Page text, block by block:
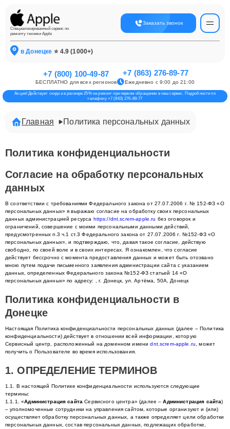
Специализированный сервис по
ремонту техники Apple
Заказать звонок
в Донецке ⭐ 4.9 (1000+)
+7 (800) 100-49-87
БЕСПЛАТНО для всех регионов
+7 (863) 276-89-77
Ежедневно с 9:00 до 21:00
Акция! Действует скидка в размере 25% на ремонт при первом обращении в наш сервис. Подробности по
телефону +7 (863) 276-89-77
Главная Политика персональных данных
Политика конфиденциальности
Согласие на обработку персональных
данных
В соответствии с требованиями Федерального закона от 27.07.2006 г. № 152-ФЗ «О
персональных данных» я выражаю согласие на обработку своих персональных
данных администрацией ресурса https://dnt.screm-apple.ru без оговорок и
ограничений, совершение с моими персональными данными действий,
предусмотренных п.3 ч.1 ст.3 Федерального закона от 27.07.2006 г. №152-ФЗ «О
персональных данных», и подтверждаю, что, давая такое согласие, действую
свободно, по своей воле и в своих интересах. Я ознакомлен, что согласие
действует бессрочно с момента предоставления данных и может быть отозвано
мною путем подачи письменного заявления администрации сайта с указанием
данных, определенных Федерального закона №152-ФЗ статьей 14 «О
персональных данных» по адресу: , г. Донецк, ул. Артёма, 50А, Донецк
Политика конфиденциальности в
Донецке
Настоящая Политика конфиденциальности персональных данных (далее – Политика
конфиденциальности) действует в отношении всей информации, которую
Сервисный центр, расположенный на доменном имениdnt.screm-apple.ru , может
получить о Пользователе во время использования.
1. ОПРЕДЕЛЕНИЕ ТЕРМИНОВ
1.1. В настоящей Политике конфиденциальности используются следующие
термины:
1.1.1. «Администрация сайта Сервисного центра» (далее –Администрация сайта)
– уполномоченные сотрудники на управления сайтом, которые организуют и (или)
осуществляет обработку персональных данных, а также определяет цели обработки
персональных данных, состав персональных данных, подлежащих обработке,